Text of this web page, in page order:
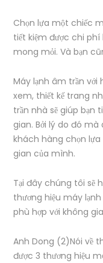
Chọn lựa một chiếc
tiết kiệm được chi
mong mỏi. Và bạn
Máy lạnh âm trần
xem, thiết kế trang
trần nhà sẽ giúp bạn
gian. Bởi lý do đó mà
khách hàng chọn
gian của mình.
Tại đây chúng tôi sẽ
thương hiệu máy
phù hợp với không
Anh Dong (2)Nói về
được 3 thương hiệu